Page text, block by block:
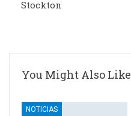
Stockton
You Might Also Like
NOTICIAS